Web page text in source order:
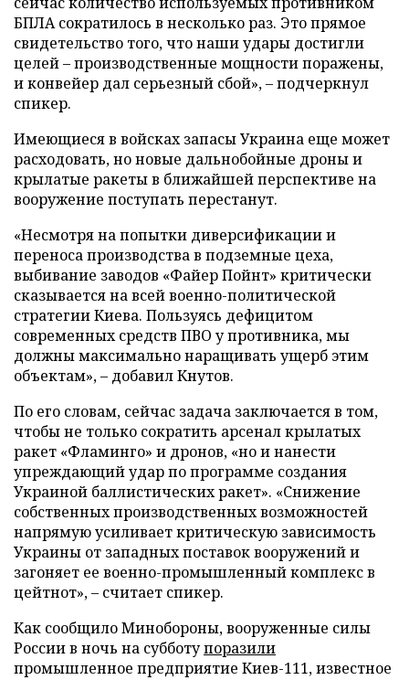
БПЛА сократилось в несколько раз. Это прямое
свидетельство того, что наши удары достигли
целей – производственные мощности поражены,
и конвейер дал серьезный сбой», – подчеркнул
спикер.
Имеющиеся в войсках запасы Украина еще может
расходовать, но новые дальнобойные дроны и
крылатые ракеты в ближайшей перспективе на
вооружение поступать перестанут.
«Несмотря на попытки диверсификации и
переноса производства в подземные цеха,
выбивание заводов «Файер Пойнт» критически
сказывается на всей военно-политической
стратегии Киева. Пользуясь дефицитом
современных средств ПВО у противника, мы
должны максимально наращивать ущерб этим
объектам», – добавил Кнутов.
По его словам, сейчас задача заключается в том,
чтобы не только сократить арсенал крылатых
ракет «Фламинго» и дронов, «но и нанести
упреждающий удар по программе создания
Украиной баллистических ракет». «Снижение
собственных производственных возможностей
напрямую усиливает критическую зависимость
Украины от западных поставок вооружений и
загоняет ее военно-промышленный комплекс в
цейтнот», – считает спикер.
Как сообщило Минобороны, вооруженные силы
России в ночь на субботупоразили
промышленное предприятие Киев-111, известное